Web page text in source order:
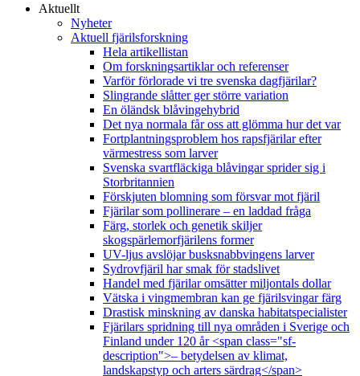
Aktuellt
Nyheter
Aktuell fjärilsforskning
Hela artikellistan
Om forskningsartiklar och referenser
Varför förlorade vi tre svenska dagfjärilar?
Slingrande slåtter ger större variation
En öländsk blåvingehybrid
Det nya normala får oss att glömma hur det var
Fortplantningsproblem hos rapsfjärilar efter
värmestress som larver
Svenska svartfläckiga blåvingar sprider sig i
Storbritannien
Förskjuten blomning som försvar mot fjäril
Fjärilar som pollinerare – en laddad fråga
Färg, storlek och genetik skiljer
skogspärlemorfjärilens former
UV-ljus avslöjar busksnabbvingens larver
Sydrovfjäril har smak för stadslivet
Handel med fjärilar omsätter miljontals dollar
Vätska i vingmembran kan ge fjärilsvingar färg
Drastisk minskning av danska habitatspecialister
Fjärilars spridning till nya områden i Sverige och
Finland under 120 år <span class="sf-
description">– betydelsen av klimat,
landskapstyp och arters särdrag</span>